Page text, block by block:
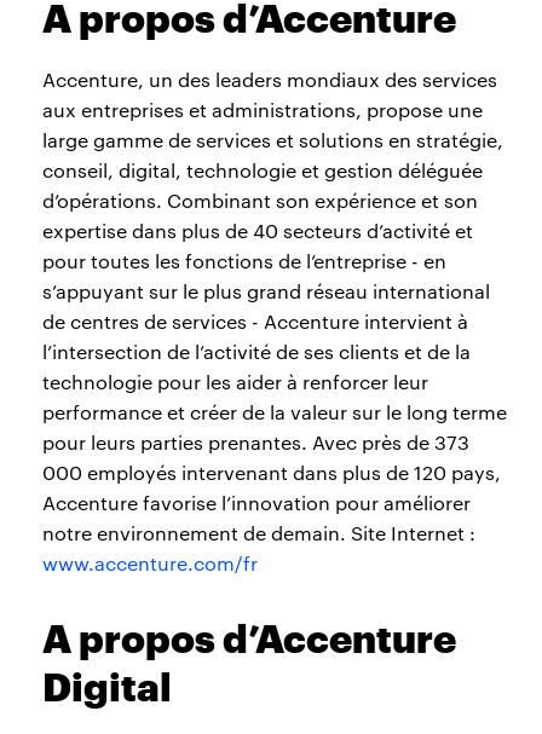
A propos d’Accenture
Accenture, un des leaders mondiaux des services
aux entreprises et administrations, propose une
large gamme de services et solutions en stratégie,
conseil, digital, technologie et gestion déléguée
d’opérations. Combinant son expérience et son
expertise dans plus de 40 secteurs d’activité et
pour toutes les fonctions de l’entreprise - en
s’appuyant sur le plus grand réseau international
de centres de services - Accenture intervient à
l’intersection de l’activité de ses clients et de la
technologie pour les aider à renforcer leur
performance et créer de la valeur sur le long terme
pour leurs parties prenantes. Avec près de 373
000 employés intervenant dans plus de 120 pays,
Accenture favorise l’innovation pour améliorer
notre environnement de demain. Site Internet :
www.accenture.com/fr
A propos d’Accenture
Digital